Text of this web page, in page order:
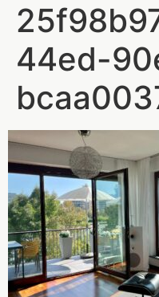
44ed-